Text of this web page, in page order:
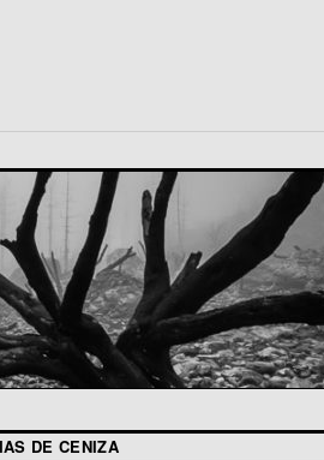
DE CENIZA